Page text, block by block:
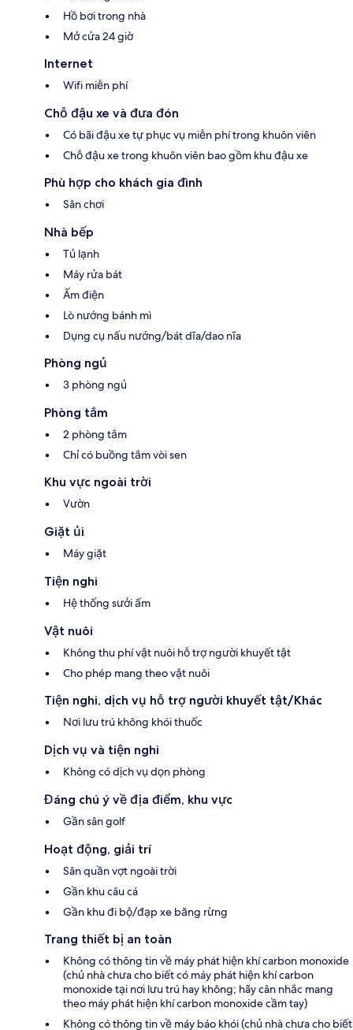
Hồ bơi trong nhà
Mở cửa 24 giờ
Internet
Wifi miễn phí
Chỗ đậu xe và đưa đón
Có bãi đậu xe tự phục vụ miễn phí trong khuôn viên
Chỗ đậu xe trong khuôn viên bao gồm khu đậu xe
Phù hợp cho khách gia đình
Sân chơi
Nhà bếp
Tủ lạnh
Máy rửa bát
Ấm điện
Lò nướng bánh mì
Dụng cụ nấu nướng/bát dĩa/dao nĩa
Phòng ngủ
3 phòng ngủ
Phòng tắm
2 phòng tắm
Chỉ có buồng tắm vòi sen
Khu vực ngoài trời
Vườn
Giặt ủi
Máy giặt
Tiện nghi
Hệ thống sưởi ấm
Vật nuôi
Không thu phí vật nuôi hỗ trợ người khuyết tật
Cho phép mang theo vật nuôi
Tiện nghi, dịch vụ hỗ trợ người khuyết tật/Khác
Nơi lưu trú không khói thuốc
Dịch vụ và tiện nghi
Không có dịch vụ dọn phòng
Đáng chú ý về địa điểm, khu vực
Gần sân golf
Hoạt động, giải trí
Sân quần vợt ngoài trời
Gần khu câu cá
Gần khu đi bộ/đạp xe băng rừng
Trang thiết bị an toàn
Không có thông tin về máy phát hiện khí carbon monoxide
(chủ nhà chưa cho biết có máy phát hiện khí carbon
monoxide tại nơi lưu trú hay không; hãy cân nhắc mang
theo máy phát hiện khí carbon monoxide cầm tay)
Không có thông tin về máy báo khói (chủ nhà chưa cho biết